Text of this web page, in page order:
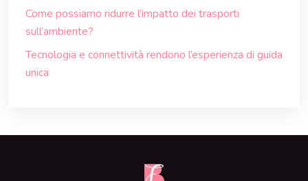
Come possiamo ridurre l’impatto dei trasporti
sull’ambiente?
Tecnologia e connettività rendono l’esperienza di guida
unica